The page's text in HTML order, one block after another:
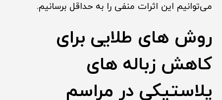
می‌توانیم این اثرات منفی را به حداقل برسانیم.
روش های طلایی برای
کاهش زباله های
پلاستیکی در مراسم